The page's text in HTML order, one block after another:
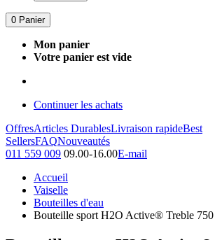
0 Panier
Mon panier
Votre panier est vide
Continuer les achats
OffresArticles DurablesLivraison rapideBest
SellersFAQNouveautés
011 559 009 09.00-16.00E-mail
Accueil
Vaiselle
Bouteilles d'eau
Bouteille sport H2O Active® Treble